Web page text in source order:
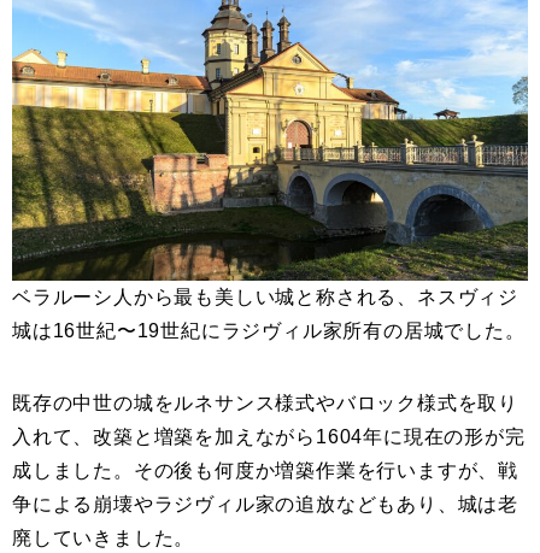
ベラルーシ人から最も美しい城と称される、ネスヴィジ
城は16世紀〜19世紀にラジヴィル家所有の居城でした。
既存の中世の城をルネサンス様式やバロック様式を取り
入れて、改築と増築を加えながら1604年に現在の形が完
成しました。その後も何度か増築作業を行いますが、戦
争による崩壊やラジヴィル家の追放などもあり、城は老
廃していきました。